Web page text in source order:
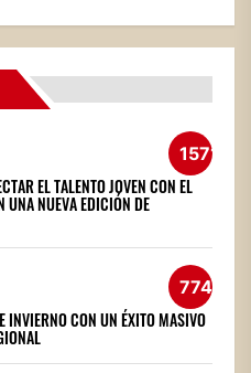
1571
EL TALENTO JOVEN CON EL
UNA NUEVA EDICIÓN DE
774
INVIERNO CON UN ÉXITO MASIVO